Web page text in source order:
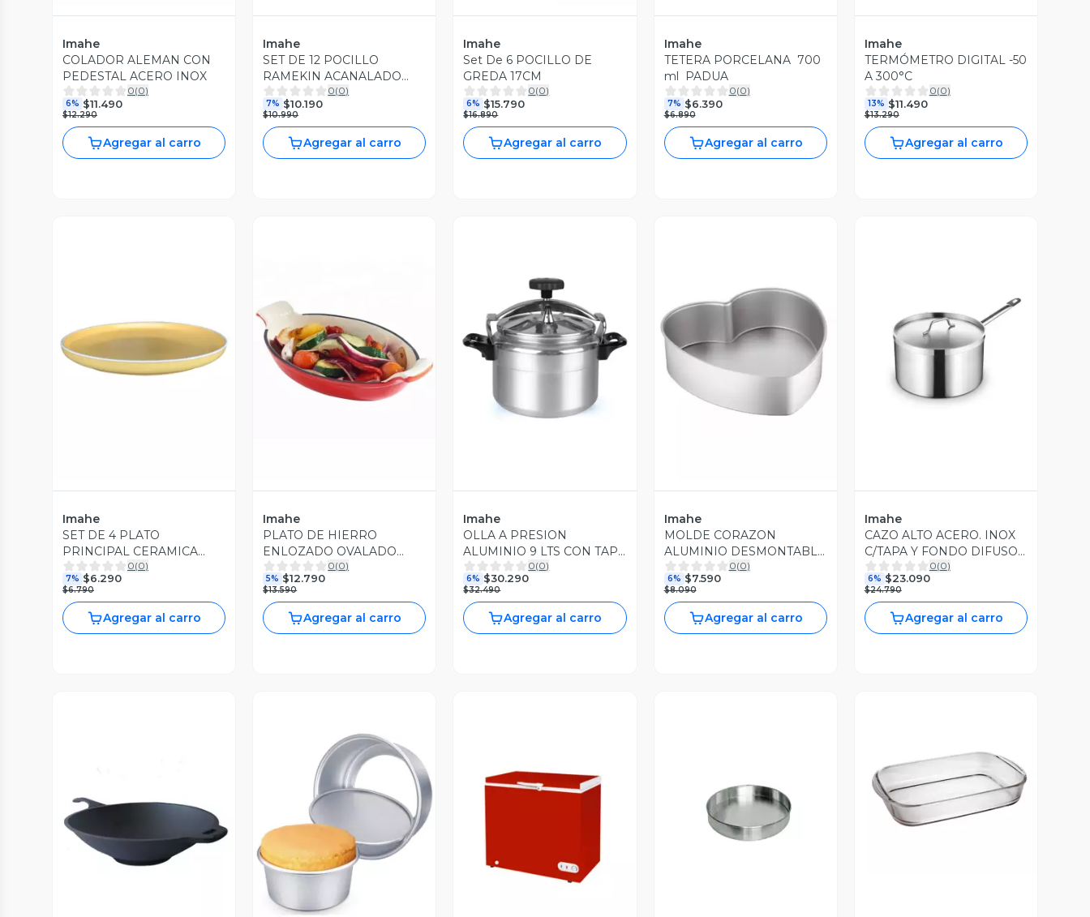
Imahe
COLADOR ALEMAN CON
PEDESTAL ACERO INOX
0(0)
6% $11.490
$12.290
Agregar al carro
Imahe
SET DE 12 POCILLO
RAMEKIN ACANALADO
PORCELANA 5X3CM
TOWER
0(0)
7% $10.190
$10.990
Agregar al carro
Imahe
Set De 6 POCILLO DE
GREDA 17CM
0(0)
6% $15.790
$16.890
Agregar al carro
Imahe
TETERA PORCELANA 700
ml PADUA
0(0)
7% $6.390
$6.890
Agregar al carro
Imahe
TERMÓMETRO DIGITAL -50
A 300°C
0(0)
13% $11.490
$13.290
Agregar al carro
Vista Previa
Imahe
SET DE 4 PLATO
PRINCIPAL CERAMICA
RUSTICA 27 CM AMARILLO
LIN
0(0)
7% $6.290
$6.790
Agregar al carro
Vista Previa
Imahe
PLATO DE HIERRO
ENLOZADO OVALADO
ROJO 26 cm
0(0)
5% $12.790
$13.590
Agregar al carro
Imahe
OLLA A PRESION
ALUMINIO 9 LTS CON TAPA
TORNILLO 0(0)
6% $30.290
$32.490
Agregar al carro
Imahe
MOLDE CORAZON
ALUMINIO DESMONTABLE
19X18X6CM0(0)
6% $7.590
$8.090
Agregar al carro
Vista Previa
Imahe
CAZO ALTO ACERO. INOX
C/TAPA Y FONDO DIFUSOR
6 lts
0(0)
6% $23.090
$24.790
Agregar al carro
Vista Previa Vista Previa Vista Previa
Vista Previa